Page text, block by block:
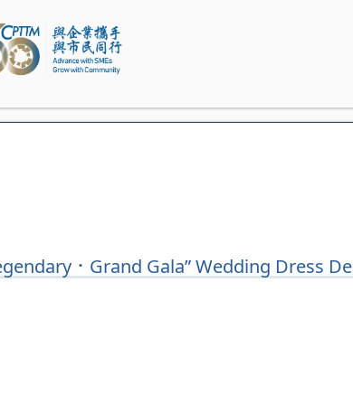
．Grand Gala” Wedding Dress